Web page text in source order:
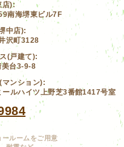
店):
南海堺東ビル7F
中店):
沢町3128
(戸建て):
美台3-9-8
マンション):
ルハイツ上野芝3番館1417号室
ールームをご用意